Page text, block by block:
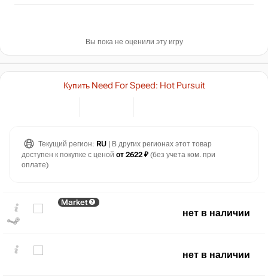
Вы пока не оценили эту игру
Купить Need For Speed: Hot Pursuit
Текущий регион: RU | В других регионах этот товар
доступен к покупке с ценой от 2622 ₽ (без учета ком. при
оплате)
Market
нет в наличии
нет в наличии